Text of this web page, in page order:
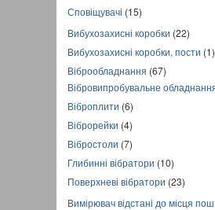
Сповіщувачі (15)
Вибухозахисні коробки (22)
Вибухозахисні коробки, пости (1)
Віброобладнання (67)
Вібровипробувальне
Віброплити (6)
Віброрейки (4)
Вібростоли (7)
Глибинні вібратори (10)
Поверхневі вібратори (23)
Вимірювач відстані до місця